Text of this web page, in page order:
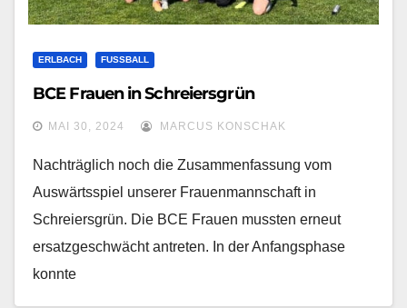
ERLBACH FUSSBALL
BCE Frauen in Schreiersgrün
MAI 30, 2024 MARCUS KONSCHAK
Nachträglich noch die Zusammenfassung vom
Auswärtsspiel unserer Frauenmannschaft in
Schreiersgrün. Die BCE Frauen mussten erneut
ersatzgeschwächt antreten. In der Anfangsphase
konnte